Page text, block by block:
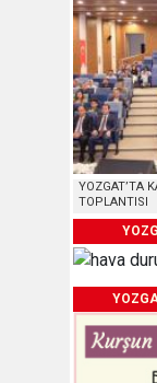
YOZGAT’TA
TOPLANTISI